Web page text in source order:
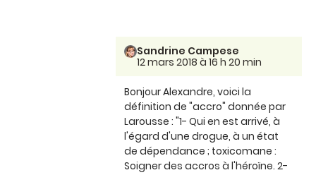
Sandrine Campese
12 mars 2018 à 16 h 20 min
Bonjour Alexandre, voici la
définition de "accro" donnée par
Larousse : "1- Qui en est arrivé, à
l'égard d'une drogue, à un état
de dépendance ; toxicomane :
Soigner des accros à l'héroïne. 2-